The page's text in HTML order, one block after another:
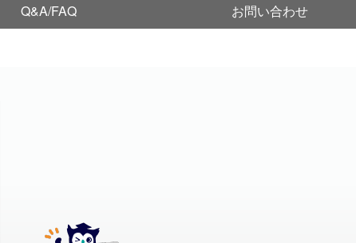
Q&A/FAQ お問い合わせ